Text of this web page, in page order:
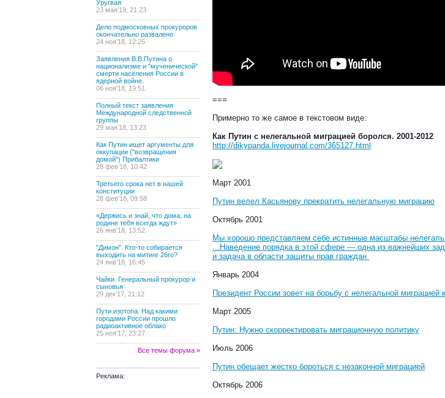
Уругвая
23 мая’19, 21:23
Дело подмосковных прокуроров
окончательно развалено
24 ноя’18, 12:25
Заявления В.В.Путина о
национализме и "мученической"
смерти населения России в
ядерной войне.
06 ноя’18, 19:51
Полный текст заявления
Международной следственной
группы
29 мая’18, 13:23
Как Путин ищет аргументы для
оккупации ("возвращения
домой") Прибалтики
28 фев’18, 10:42
Третьего срока нет в нашей
конституции
28 фев’18, 09:58
«Держись и знай, что дома, на
родине тебя всегда ждут»
26 янв’18, 13:52
"Димон". Кто-то собирается
выходить на митинг 26го?
24 янв’18, 16:45
Чайки. Генеральный прокурор и
сыновья
29 дек’17, 21:12
Пути изотопа. Над какими
городами России прошло
радиоактивное облако
25 ноя’17, 23:27
Все темы форума »
Реклама:
===
Примерно то же самое в текстовом виде:
Как Путин с нелегальной миграцией боролся. 2001-2012
http://dikypanda.livejournal.com/365127.html
Март 2001
Путин велел Касьянову прекратить нелегальную миграцию
Октябрь 2001
Мы хорошо представляем себе истинные масштабы
...Наведение порядка в этой сфере — одна из важнейших
и задача в области защиты прав граждан
Январь 2004
Президент России зовет на борьбу с нелегальной миграцией
Март 2005
Путин: Нужно скорректировать миграционную политику
Июль 2006
Путин обещает жестко бороться с незаконной миграцией
Октябрь 2006